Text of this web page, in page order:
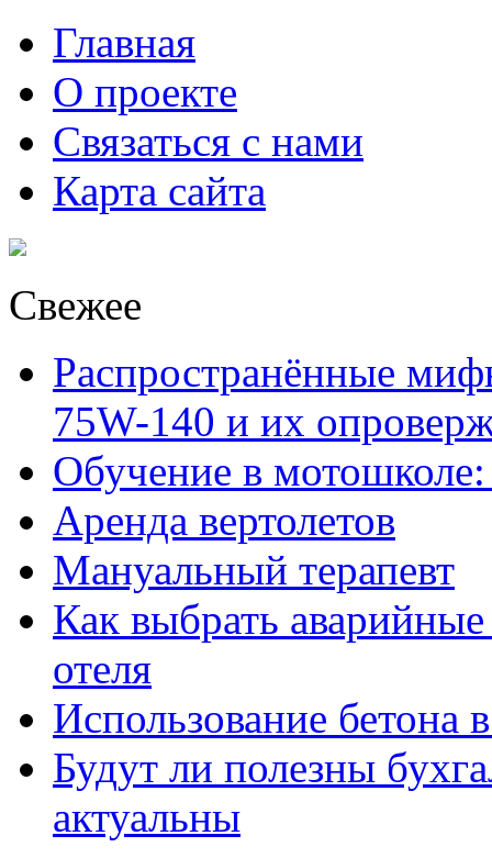
Главная
О проекте
Связаться с нами
Карта сайта
Свежее
Распространённые
75W-140 и их
Обучение в
Аренда вертолетов
Мануальный терапевт
Как выбрать
отеля
Использование бетона
Будут ли полезны
актуальны